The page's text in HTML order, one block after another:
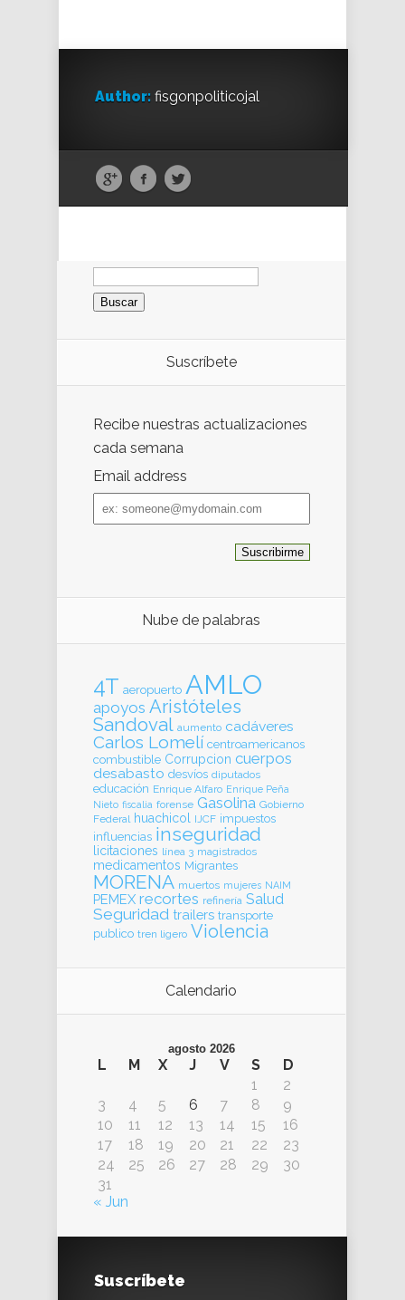
Author: fisgonpoliticojal
Buscar:
Suscríbete
Recibe nuestras actualizaciones
cada semana
Email address
Email
address
Nube de palabras
4T aeropuerto AMLO
apoyos Aristóteles
Sandoval aumento cadáveres
Carlos Lomelí centroamericanos
combustible Corrupcion cuerpos
desabasto desvíos diputados
educación Enrique Alfaro Enrique Peña
Nieto fiscalia forense Gasolina Gobierno
Federal huachicol IJCF impuestos
influencias inseguridad
licitaciones línea 3 magistrados
medicamentos Migrantes
MORENA muertos mujeres NAIM
PEMEX recortes refinería Salud
Seguridad trailers transporte
publico tren ligero Violencia
Calendario
agosto 2026
L M X J V S
D
1
2
3
4 5 6 7 8
9
10
11 12 13 14 15
16
17
18 19 20 21 22
23
24
25 26 27 28 29
30
31
« Jun
Suscríbete